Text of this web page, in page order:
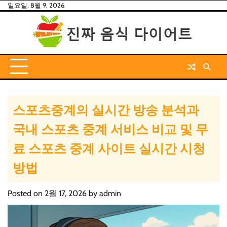
Skip일요일, 8월 9, 2026
스포츠중계의 실시간 방송 분석과
국내 스포츠 중계 서비스 비교 및 무
료 스포츠 중계 사이트 실시간 시청
방법
Posted on 2월 17, 2026 by admin